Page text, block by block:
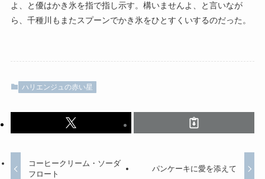
よ、と優はかき氷を指で指し示す。構いませんよ、と言いなが
ら、千種川もまたスプーンでかき氷をひとすくいするのだった。
ハリエンジュの赤い星
コーヒークリーム・ソーダ
フロート
パンケーキに愛を添えて